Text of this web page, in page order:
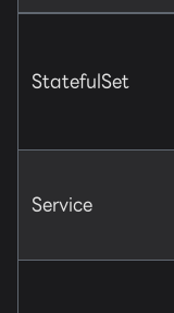
StatefulSet
Service